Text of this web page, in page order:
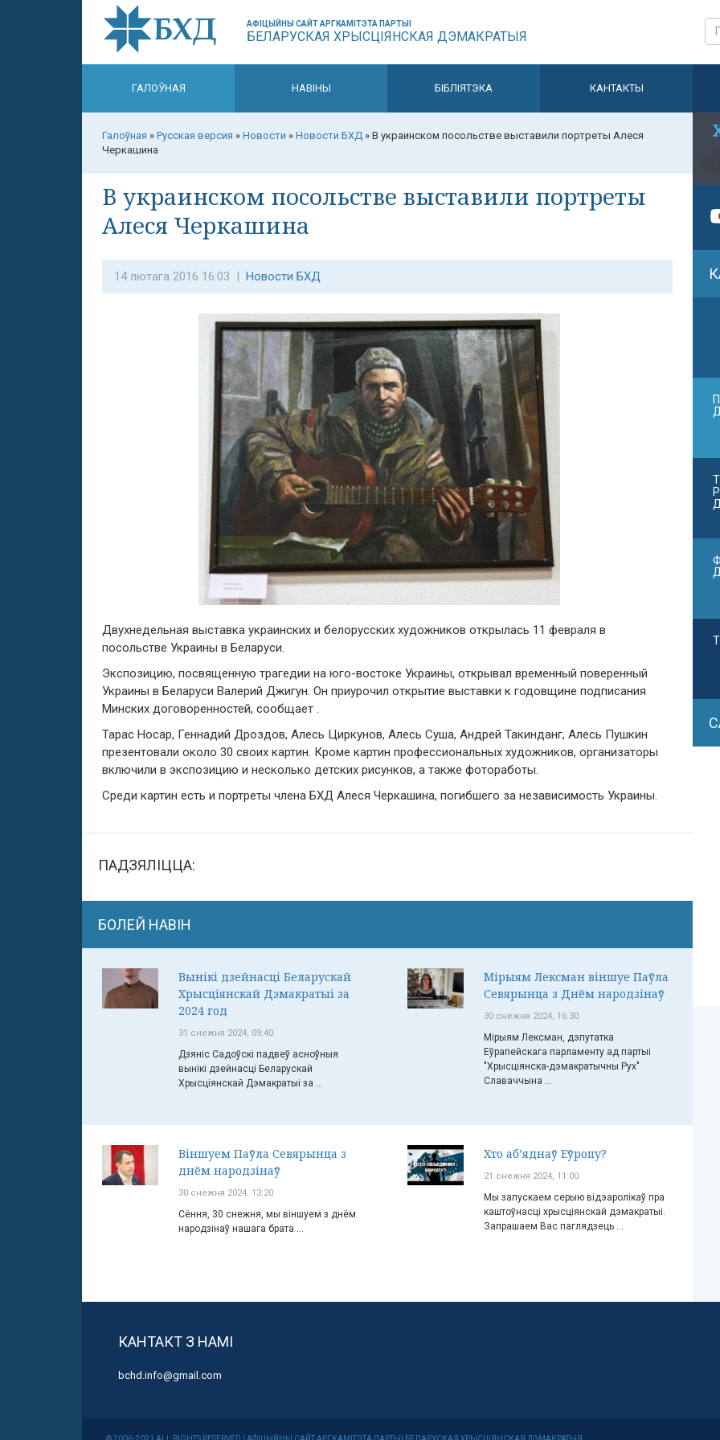
АФІЦЫЙНЫ САЙТ АРГКАМІТЭТА ПАРТЫІ
БЕЛАРУСКАЯ ХРЫСЦІЯНСКАЯ ДЭМАКРАТЫЯ
ГАЛОЎНАЯ НАВІНЫ БІБЛІЯТЭКА КАНТАКТЫ
Галоўная » Русская версия » Новости » Новости БХД » В украинском посольстве выставили портреты Алеся
Черкашина
В украинском посольстве выставили портреты
Алеся Черкашина
14 лютага 2016 16:03 | Новости БХД
Двухнедельная выставка украинских и белорусских художников открылась 11 февраля в
посольстве Украины в Беларуси.
Экспозицию, посвященную трагедии на юго-востоке Украины, открывал временный поверенный
Украины в Беларуси Валерий Джигун. Он приурочил открытие выставки к годовщине подписания
Минских договоренностей, сообщает .
Тарас Носар, Геннадий Дроздов, Алесь Циркунов, Алесь Суша, Андрей Такинданг, Алесь Пушкин
презентовали около 30 своих картин. Кроме картин профессиональных художников, организаторы
включили в экспозицию и несколько детских рисунков, а также фотоработы.
Среди картин есть и портреты члена БХД Алеся Черкашина, погибшего за независимость Украины.
ПАДЗЯЛІЦЦА:
БОЛЕЙ НАВІН
Вынікі дзейнасці Беларускай
Хрысціянскай Дэмакратыі за
2024 год
31 снежня 2024, 09:40
Дзяніс Садоўскі падвеў асноўныя
вынікі дзейнасці Беларускай
Хрысціянскай Дэмакратыі за ...
Мірыям Лексман віншуе Паўла
Севярынца з Днём народзінаў
30 снежня 2024, 16:30
Мірыям Лексман, дэпутатка
Еўрапейскага парламенту ад партыі
"Хрысціянска-дэмакратычны Рух"
Славаччына ...
Віншуем Паўла Севярынца з
днём народзінаў
30 снежня 2024, 13:20
Сёння, 30 снежня, мы віншуем з днём
народзінаў нашага брата ...
Хто аб’яднаў Еўропу?
21 снежня 2024, 11:00
Мы запускаем серыю відэаролікаў пра
каштоўнасці хрысціянскай дэмакратыі.
Запрашаем Вас паглядзець ...
КАНТАКТ З НАМІ
bchd.info@gmail.com